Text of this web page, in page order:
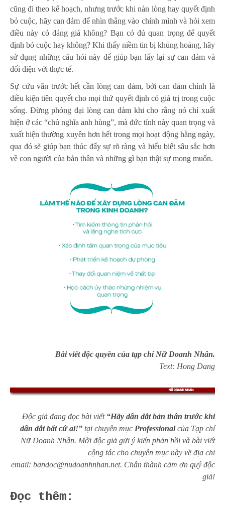
cũng đi theo kế hoạch, nhưng trước khi nản lòng hay quyết định
bỏ cuộc, hãy can đảm để nhìn thẳng vào chính mình và hỏi xem
điều này có đáng giá không? Bạn có đủ quan trọng để quyết
định bỏ cuộc hay không? Khi thấy niềm tin bị khủng hoảng, hãy
sử dụng những câu hỏi này để giúp bạn lấy lại sự can đảm và
đối diện với thực tế.
Sự cứu vãn trước hết cần lòng can đảm, bởi can đảm chính là
điều kiện tiên quyết cho mọi thứ quyết định có giá trị trong cuộc
sống. Đừng phóng đại lòng can đảm khi cho rằng nó chỉ xuất
hiện ở các “chủ nghĩa anh hùng”, mà đức tính này quan trọng và
xuất hiện thường xuyên hơn hết trong mọi hoạt động hằng ngày,
qua đó sẽ giúp bạn thúc đẩy sự rõ ràng và hiểu biết sâu sắc hơn
về con người của bản thân và những gì bạn thật sự mong muốn.
Bài viết độc quyền của tạp chí Nữ Doanh Nhân.
Text: Hong Dang
Độc giả đang đọc bài viết “Hãy dẫn dắt bản thân trước khi
dẫn dắt bất cứ ai!” tại chuyên mục Professional của Tạp chí
Nữ Doanh Nhân. Mời độc giả gửi ý kiến phản hồi và bài viết
cộng tác cho chuyên mục này về địa chỉ
email: bandoc@nudoanhnhan.net. Chân thành cảm ơn quý độc
giả!
Đọc thêm: